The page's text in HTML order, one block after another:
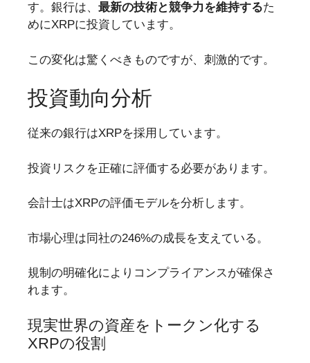
す。銀行は、 最新の技術と競争力を維持するた
めにXRPに投資しています。
この変化は驚くべきものですが、刺激的です。
投資動向分析
従来の銀行はXRPを採用しています。
投資リスクを正確に評価する必要があります。
会計士はXRPの評価モデルを分析します。
市場心理は同社の246%の成長を支えている。
規制の明確化によりコンプライアンスが確保さ
れます。
現実世界の資産をトークン化する
XRPの役割